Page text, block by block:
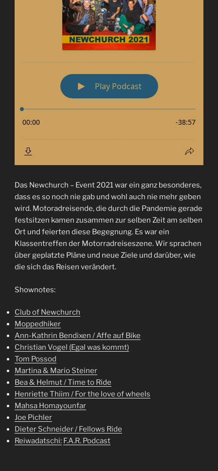
Das Newchurch – Event 2021 war ein ganz besonderes,
dass es so noch nie gab und wohl auch nie mehr geben
wird. Motoradreisende, die durch die Pandemie gerade
festsitzen kamen zusammen zur selben Zeit am selben
Ort und feierten diese Begegnung. Es war ein
Klassentreffen der Motorradreiseszene. Wir sprachen
über geplatzte Pläne und neue Ziele und darüber, wie
die sich das Reisen verändert.
Shownotes:
Club of Newchurch
Moppedhiker
Ann-Kathrin Bendixen / Affe auf Bike
Christian Vogel (Egal was kommt)
Tom Possod
Martina & Mario Steiner
Bea & Helmut / Time to Ride
Henriette Thiim / For the love of wheels
Mahsa Homayounfar
Joe Pichler
Dieter Schneider / Fellows Ride
Reiwadatschi: F.A.R. Podcast